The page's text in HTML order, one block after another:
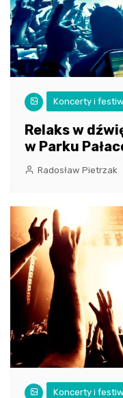
Koncerty i
Relaks w
w Parku
Radosław Pietrzak
Koncerty i